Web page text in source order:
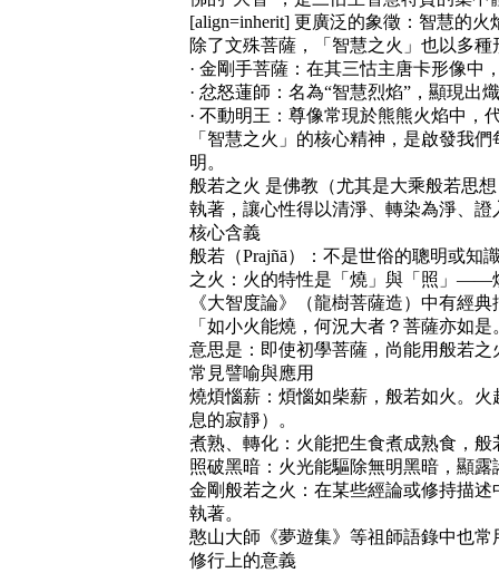
[align=inherit] 更廣泛的象徵：智慧的火
除了文殊菩薩，「智慧之火」也以多種
· 金剛手菩薩：在其三怙主唐卡形像中
· 忿怒蓮師：名為“智慧烈焰”，顯現出
· 不動明王：尊像常現於熊熊火焰中，
「智慧之火」的核心精神，是啟發我
明。
般若之火 是佛教（尤其是大乘般若思
執著，讓心性得以清淨、轉染為淨、證
核心含義
般若（Prajñā）：不是世俗的聰明或知
之火：火的特性是「燒」與「照」——
《大智度論》（龍樹菩薩造）中有經典
「如小火能燒，何況大者？菩薩亦如
意思是：即使初學菩薩，尚能用般若
常見譬喻與應用
燒煩惱薪：煩惱如柴薪，般若如火。
息的寂靜）。
煮熟、轉化：火能把生食煮成熟食，
照破黑暗：火光能驅除無明黑暗，顯
金剛般若之火：在某些經論或修持描
執著。
憨山大師《夢遊集》等祖師語錄中也
修行上的意義